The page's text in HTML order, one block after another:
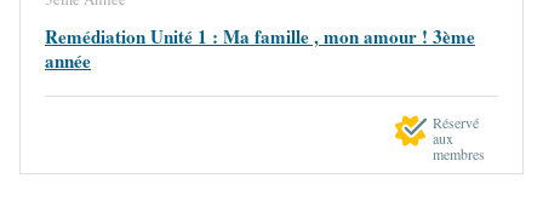
Remédiation Unité 1 : Ma famille , mon amour ! 3ème
année
Réservé
aux
membres